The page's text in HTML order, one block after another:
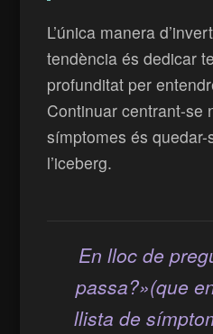
L’única manera
tendència és dedicar
profunditat per
Continuar centrant-se
símptomes és
l’iceberg.
En lloc de
passa?»(que
llista de